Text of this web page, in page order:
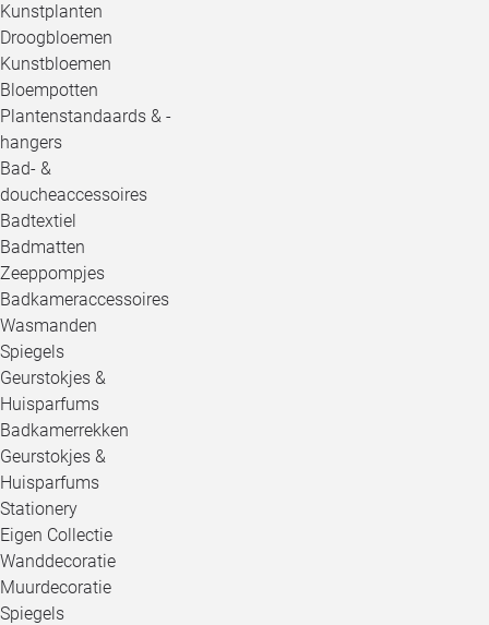
Kunstplanten
Droogbloemen
Kunstbloemen
Bloempotten
Plantenstandaards & -
hangers
Bad- &
doucheaccessoires
Badtextiel
Badmatten
Zeeppompjes
Badkameraccessoires
Wasmanden
Spiegels
Geurstokjes &
Huisparfums
Badkamerrekken
Geurstokjes &
Huisparfums
Stationery
Eigen Collectie
Wanddecoratie
Muurdecoratie
Spiegels